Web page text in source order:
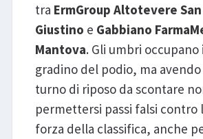
tra ErmGroup Altotevere San
Giustino e Gabbiano
Mantova. Gli umbri
gradino del podio, ma
turno di riposo da scontare
permettersi passi falsi contro
forza della classifica, anche